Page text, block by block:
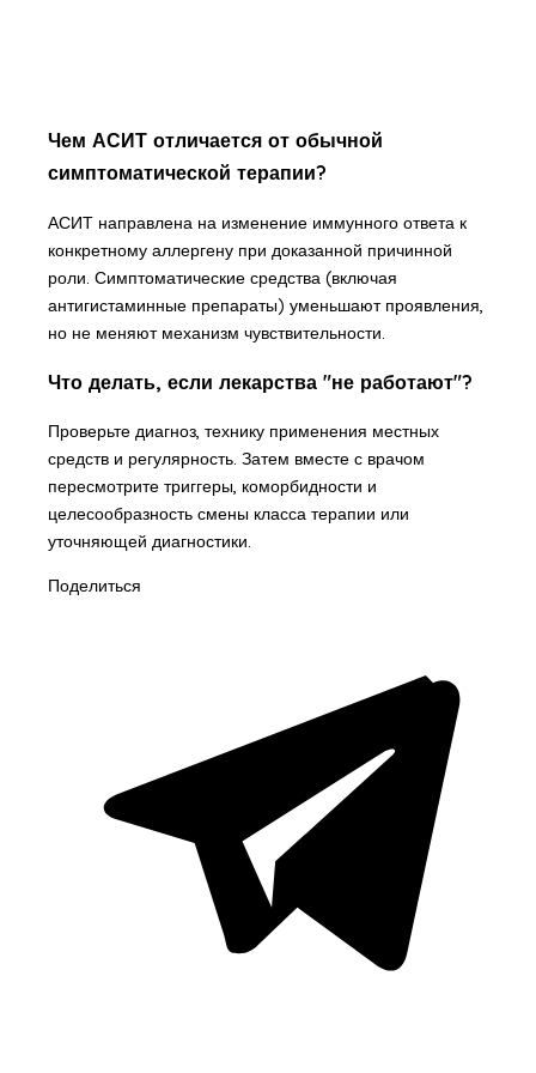
Чем АСИТ отличается от обычной
симптоматической терапии?
АСИТ направлена на изменение иммунного ответа к
конкретному аллергену при доказанной причинной
роли. Симптоматические средства (включая
антигистаминные препараты) уменьшают проявления,
но не меняют механизм чувствительности.
Что делать, если лекарства "не работают"?
Проверьте диагноз, технику применения местных
средств и регулярность. Затем вместе с врачом
пересмотрите триггеры, коморбидности и
целесообразность смены класса терапии или
уточняющей диагностики.
Поделиться